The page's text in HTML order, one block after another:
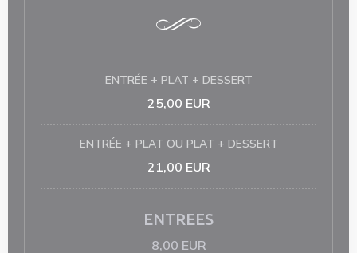
ENTRÉE + PLAT + DESSERT
25,00 EUR
ENTRÉE + PLAT OU PLAT + DESSERT
21,00 EUR
ENTREES
8,00 EUR